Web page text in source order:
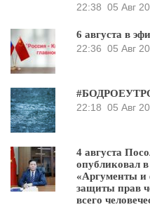
22:38 05 Авг
6 августа в
22:36 05 Авг
22:18 05 Авг
4 августа
опубликовал в
«Аргументы и
защиты прав
всего